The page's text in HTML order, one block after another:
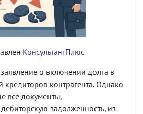
КонсультантПлюс
о включении долга в
кредиторов контрагента. Однако
все документы,
задолженность, из-